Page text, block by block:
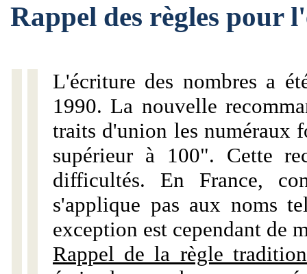
Rappel des règles pour
L'écriture des nombres a
1990. La nouvelle
traits d'union les numéraux
supérieur à 100". Cette
difficultés. En France,
s'applique pas aux noms
exception est cependant de
Rappel de la règle